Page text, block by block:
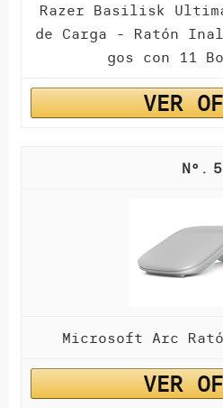
Razer Basilisk
de Carga - Ratón
gos con 11
VER
5
Microsoft Arc
VER